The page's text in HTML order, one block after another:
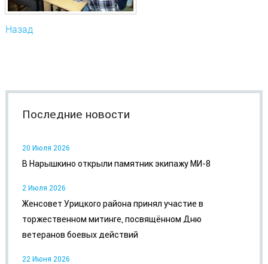
Назад
Последние новости
20 Июля 2026
В Нарышкино открыли памятник экипажу МИ-8
2 Июля 2026
Женсовет Урицкого района принял участие в
торжественном митинге, посвящённом Дню
ветеранов боевых действий
22 Июня 2026